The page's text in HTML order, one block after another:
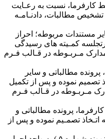
کارفرما، نسبت به رعـایت
ضبط کلیه نسخ آراء صادره از هیات های تشخیص مطالبات، دادنـامـه
و سایر مستندات مربوطه؛ احراز
کمـیته های رسیدگی
و مدارک مـربـوطه در قـالب فـرم
پرونده مطالباتی و سایر
تصمیم نموده و پس از تکمیل
و مدارک مـربـوطه در قـالب فـرم
کارفرما، پرونده مطالباتی و
تصمـیم نموده و پس از